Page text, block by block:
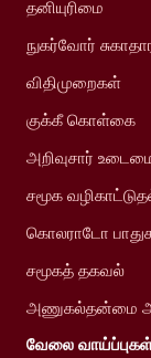
தனியுரிமை
நுகர்வோர்
விதிமுறைகள்
குக்கீ கொள்கை
அறிவுசார்
சமூக
கொலராடோ
சமூகத் தகவல்
அணுகல்தன்மை
வேலை